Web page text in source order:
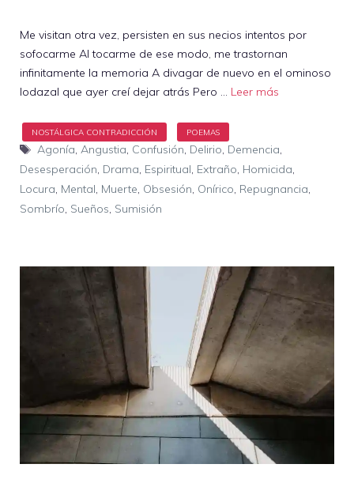
Me visitan otra vez, persisten en sus necios intentos por
sofocarme Al tocarme de ese modo, me trastornan
infinitamente la memoria A divagar de nuevo en el ominoso
lodazal que ayer creí dejar atrás Pero … Leer más
Etiquetas
Agonía, Angustia, Confusión, Delirio, Demencia,
Desesperación, Drama, Espiritual, Extraño, Homicida,
Locura, Mental, Muerte, Obsesión, Onírico, Repugnancia,
Sombrío, Sueños, Sumisión